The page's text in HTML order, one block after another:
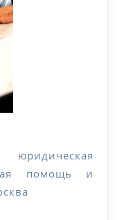
помощь и